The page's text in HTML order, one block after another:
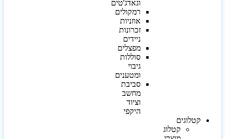
וגאדג'טים
רמקולים
אוזניות
זכרונות
ניידים
מפצלים
סוללות
גיבוי
ומטענים
סביבת
מחשב
וציוד
היקפי
קטלוגים
קטלוג